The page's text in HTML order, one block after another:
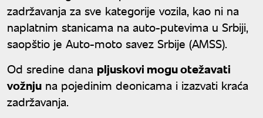
zadržavanja za sve kategorije vozila, kao ni na
naplatnim stanicama na auto-putevima u Srbiji,
saopštio je Auto-moto savez Srbije (AMSS).
Od sredine dana pljuskovi mogu otežavati
vožnju na pojedinim deonicama i izazvati kraća
zadržavanja.